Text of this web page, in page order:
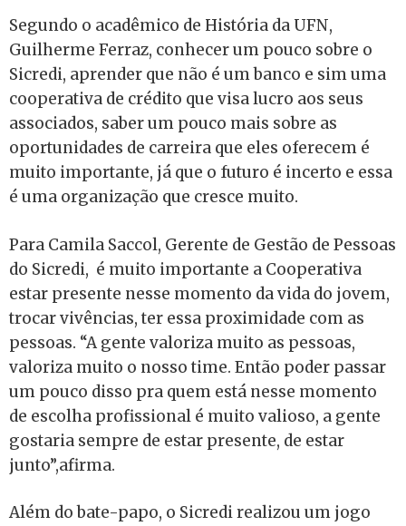
Segundo o acadêmico de História da UFN,
Guilherme Ferraz, conhecer um pouco sobre o
Sicredi, aprender que não é um banco e sim uma
cooperativa de crédito que visa lucro aos seus
associados, saber um pouco mais sobre as
oportunidades de carreira que eles oferecem é
muito importante, já que o futuro é incerto e essa
é uma organização que cresce muito.
Para Camila Saccol, Gerente de Gestão de Pessoas
do Sicredi, é muito importante a Cooperativa
estar presente nesse momento da vida do jovem,
trocar vivências, ter essa proximidade com as
pessoas. “A gente valoriza muito as pessoas,
valoriza muito o nosso time. Então poder passar
um pouco disso pra quem está nesse momento
de escolha profissional é muito valioso, a gente
gostaria sempre de estar presente, de estar
junto”,afirma.
Além do bate-papo, o Sicredi realizou um jogo